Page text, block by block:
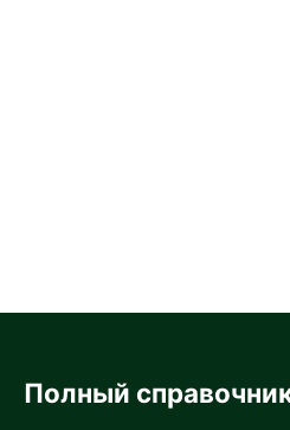
Полный